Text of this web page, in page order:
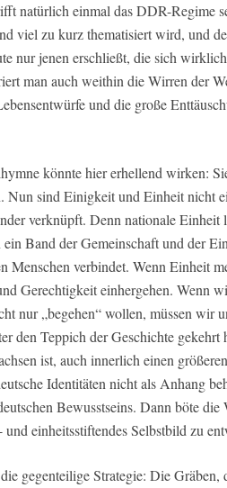
natürlich einmal das DDR-Regime
viel zu kurz thematisiert wird, und
nur jenen erschließt, die sich
man auch weithin die Wirren der
und die große
könnte hier erhellend wirken:
Nun sind Einigkeit und Einheit nicht
verknüpft. Denn nationale Einheit
Band der Gemeinschaft und der
Menschen verbindet. Wenn Einheit
Gerechtigkeit einhergehen. Wenn
nur „begehen“ wollen, müssen wir
den Teppich der Geschichte gekehrt
ist, auch innerlich einen
Identitäten nicht als Anhang
Bewusstseins. Dann böte die
und einheitsstiftendes Selbstbild zu
gegenteilige Strategie: Die Gräben,